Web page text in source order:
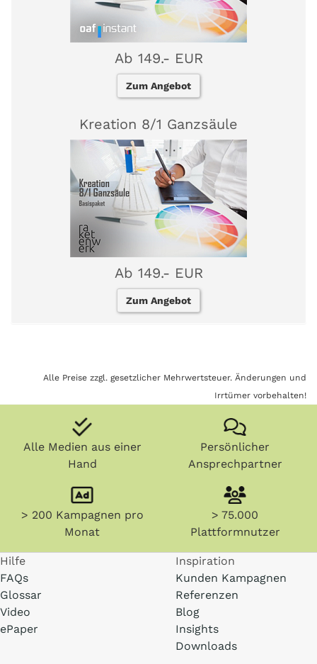
Ab 149.- EUR
Zum Angebot
Kreation 8/1 Ganzsäule
Ab 149.- EUR
Zum Angebot
Alle Preise zzgl. gesetzlicher Mehrwertsteuer. Änderungen und
Irrtümer vorbehalten!
Alle Medien aus einer
Hand
Persönlicher
Ansprechpartner
> 200 Kampagnen pro
Monat
> 75.000
Plattformnutzer
Hilfe
FAQs
Glossar
Video
ePaper
Inspiration
Kunden Kampagnen
Referenzen
Blog
Insights
Downloads